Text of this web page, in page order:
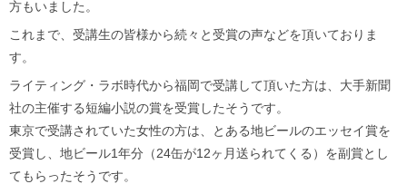
方もいました。
これまで、受講生の皆様から続々と受賞の声などを頂いておりま
す。
ライティング・ラボ時代から福岡で受講して頂いた方は、大手新聞
社の主催する短編小説の賞を受賞したそうです。
東京で受講されていた女性の方は、とある地ビールのエッセイ賞を
受賞し、地ビール1年分（24缶が12ヶ月送られてくる）を副賞とし
てもらったそうです。